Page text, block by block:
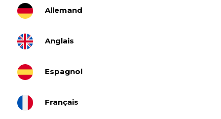
Allemand
Anglais
Espagnol
Français